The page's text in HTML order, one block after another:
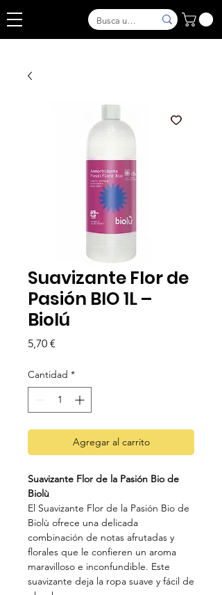
Suavizante Flor de
Pasión BIO 1L –
Biolú
5,70 €
Cantidad *
Agregar al carrito
Suavizante Flor de la Pasión Bio de
Biolù
El Suavizante Flor de la Pasión Bio de
Biolù ofrece una delicada
combinación de notas afrutadas y
florales que le confieren un aroma
maravilloso e inconfundible. Este
suavizante deja la ropa suave y fácil de